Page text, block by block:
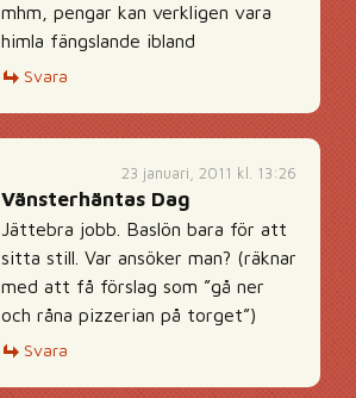
mhm, pengar kan verkligen vara
himla fängslande ibland
Svara
23 januari, 2011 kl. 13:26
Vänsterhäntas Dag
Jättebra jobb. Baslön bara för att
sitta still. Var ansöker man? (räknar
med att få förslag som ”gå ner
och råna pizzerian på torget”)
Svara